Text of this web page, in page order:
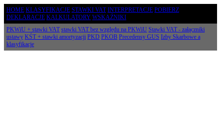
HOME KLASYFIKACJE STAWKI VAT INTERPRETACJE POBIERZ
DEKLARACJE KALKULATORY WSKAŹNIKI
PKWiU + stawki VAT stawki VAT bez względu na PKWiU Stawki VAT - załączniki
ustawy KŚT + stawki amortyzacji PKD PKOB Precedensy GUS Izby Skarbowe a
klasyfikacje